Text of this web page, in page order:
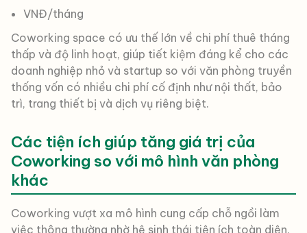
VNĐ/tháng
Coworking space có ưu thế lớn về chi phí thuê tháng
thấp và độ linh hoạt, giúp tiết kiệm đáng kể cho các
doanh nghiệp nhỏ và startup so với văn phòng truyền
thống vốn có nhiều chi phí cố định như nội thất, bảo
trì, trang thiết bị và dịch vụ riêng biệt.
Các tiện ích giúp tăng giá trị của
Coworking so với mô hình văn phòng
khác
Coworking vượt xa mô hình cung cấp chỗ ngồi làm
việc thông thường nhờ hệ sinh thái tiện ích toàn diện.